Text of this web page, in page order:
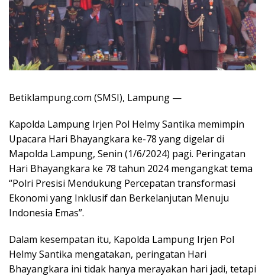
Betiklampung.com (SMSI), Lampung —
Kapolda Lampung Irjen Pol Helmy Santika memimpin
Upacara Hari Bhayangkara ke-78 yang digelar di
Mapolda Lampung, Senin (1/6/2024) pagi. Peringatan
Hari Bhayangkara ke 78 tahun 2024 mengangkat tema
“Polri Presisi Mendukung Percepatan transformasi
Ekonomi yang Inklusif dan Berkelanjutan Menuju
Indonesia Emas”.
Dalam kesempatan itu, Kapolda Lampung Irjen Pol
Helmy Santika mengatakan, peringatan Hari
Bhayangkara ini tidak hanya merayakan hari jadi, tetapi